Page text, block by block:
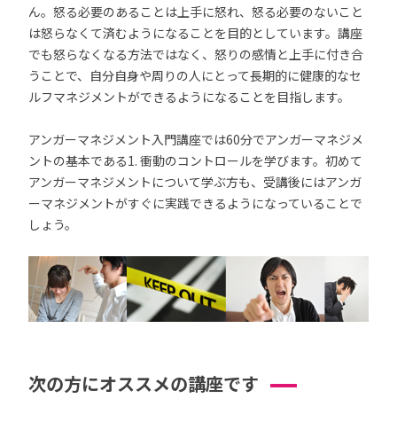
ん。怒る必要のあることは上手に怒れ、怒る必要のないこと
は怒らなくて済むようになることを目的としています。講座
でも怒らなくなる方法ではなく、怒りの感情と上手に付き合
うことで、自分自身や周りの人にとって長期的に健康的なセ
ルフマネジメントができるようになることを目指します。
アンガーマネジメント入門講座では60分でアンガーマネジメ
ントの基本である1. 衝動のコントロールを学びます。初めて
アンガーマネジメントについて学ぶ方も、受講後にはアンガ
ーマネジメントがすぐに実践できるようになっていることで
しょう。
次の方にオススメの講座です